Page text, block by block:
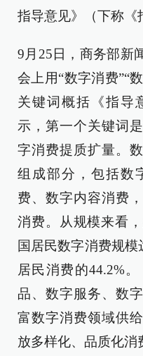
指导意见》（下称《
9月25日，商务部新
会上用“数字消费”“
关键词概括《指导
示，第一个关键词
字消费提质扩量。
组成部分，包括数
费、数字内容消费
消费。从规模来看
国居民数字消费规
居民消费的44.2%
品、数字服务、数
富数字消费领域供
放多样化、品质化消